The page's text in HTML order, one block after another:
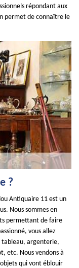
répondant aux
permet de connaître le
?
Antiquaire 11 est un
Nous sommes en
permettant de faire
vous allez
argenterie,
etc. Nous vendons à
qui vont éblouir